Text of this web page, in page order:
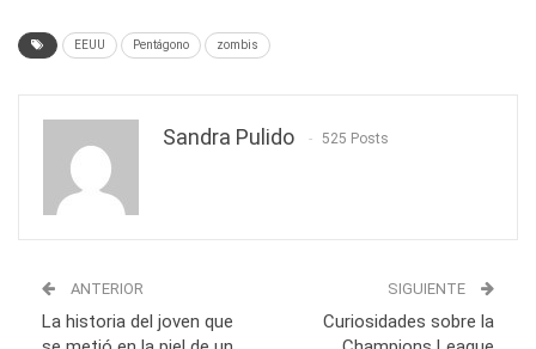
EEUU Pentágono zombis
Sandra Pulido 525 Posts
ANTERIOR
La historia del joven que
SIGUIENTE
Curiosidades sobre la